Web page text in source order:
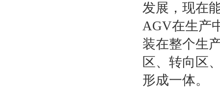
发展，现在
AGV在生产
装在整个生
区、转向区
形成一体。